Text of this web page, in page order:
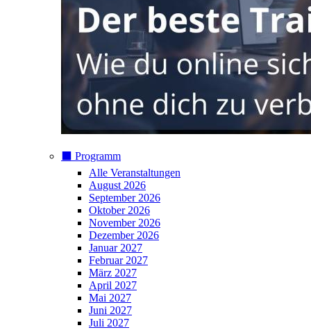
⬛️ Programm
Alle Veranstaltungen
August 2026
September 2026
Oktober 2026
November 2026
Dezember 2026
Januar 2027
Februar 2027
März 2027
April 2027
Mai 2027
Juni 2027
Juli 2027